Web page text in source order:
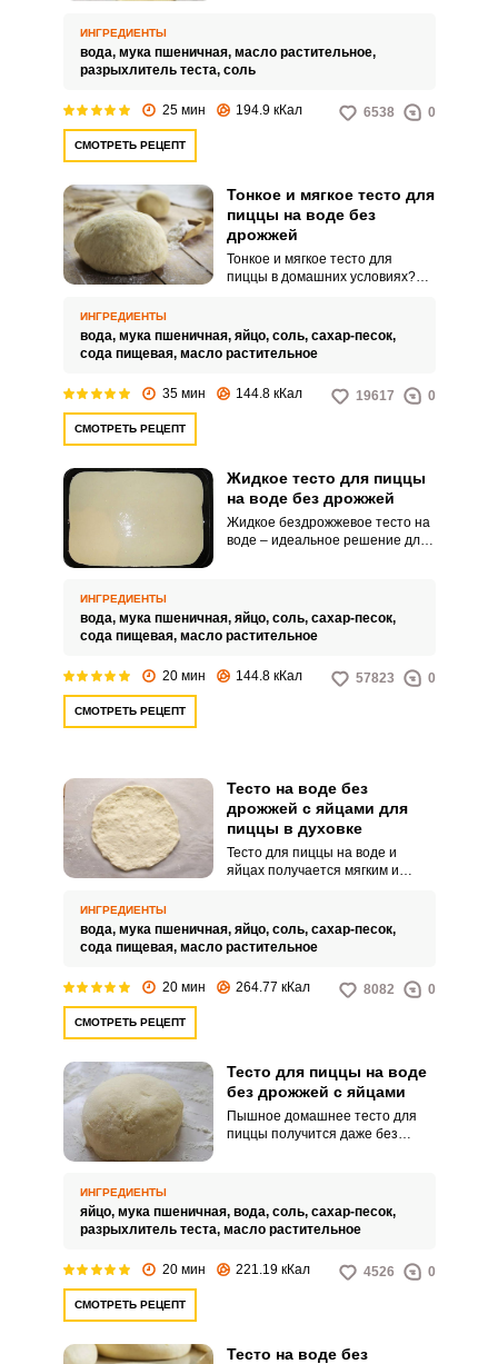
результате получается тонкое
тесто для пиццы, которое по
приготовленному в пиццерии.
ИНГРЕДИЕНТЫ
вода, мука пшеничная, масло растительное,
разрыхлитель теста, соль
25 мин 194.9 кКал 6538 0
СМОТРЕТЬ РЕЦЕПТ
Тонкое и мягкое тесто для
пиццы на воде без
дрожжей
Тонкое и мягкое тесто для
пиццы в домашних условиях?
самостоятельно. Основа
готовится на воде и не
дрожжей, что еще больше
упрощает процесс.
ИНГРЕДИЕНТЫ
вода, мука пшеничная, яйцо, соль, сахар-песок,
сода пищевая, масло растительное
35 мин 144.8 кКал 19617 0
СМОТРЕТЬ РЕЦЕПТ
Жидкое тесто для пиццы
на воде без дрожжей
Жидкое бездрожжевое тесто на
воде – идеальное решение для
ИНГРЕДИЕНТЫ
вода, мука пшеничная, яйцо, соль, сахар-песок,
сода пищевая, масло растительное
20 мин 144.8 кКал 57823 0
СМОТРЕТЬ РЕЦЕПТ
Тесто на воде без
дрожжей с яйцами для
пиццы в духовке
Тесто для пиццы на воде и
яйцах получается мягким и
вашим близким. пиццей.
ИНГРЕДИЕНТЫ
вода, мука пшеничная, яйцо, соль, сахар-песок,
сода пищевая, масло растительное
20 мин 264.77 кКал 8082 0
СМОТРЕТЬ РЕЦЕПТ
Тесто для пиццы на воде
без дрожжей с яйцами
Пышное домашнее тесто для
пиццы получится даже без
ИНГРЕДИЕНТЫ
яйцо, мука пшеничная, вода, соль, сахар-песок,
разрыхлитель теста, масло растительное
20 мин 221.19 кКал 4526 0
СМОТРЕТЬ РЕЦЕПТ
Тесто на воде без